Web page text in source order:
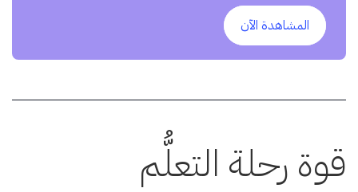
المشاهدة الآن
قوة رحلة التعلُّم